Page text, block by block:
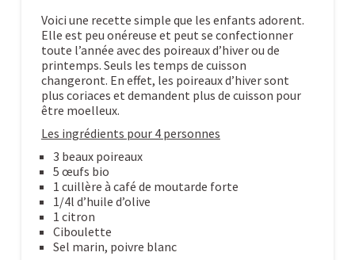
Voici une recette simple que les enfants adorent.
Elle est peu onéreuse et peut se confectionner
toute l’année avec des poireaux d’hiver ou de
printemps. Seuls les temps de cuisson
changeront. En effet, les poireaux d’hiver sont
plus coriaces et demandent plus de cuisson pour
être moelleux.
Les ingrédients pour 4 personnes
3 beaux poireaux
5 œufs bio
1 cuillère à café de moutarde forte
1/4l d’huile d’olive
1 citron
Ciboulette
Sel marin, poivre blanc